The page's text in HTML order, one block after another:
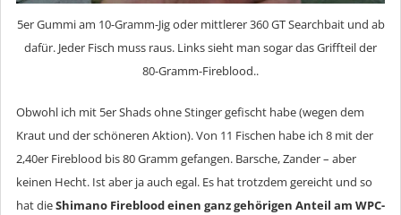
5er Gummi am 10-Gramm-Jig oder mittlerer 360 GT Searchbait und ab
dafür. Jeder Fisch muss raus. Links sieht man sogar das Griffteil der
80-Gramm-Fireblood..
Obwohl ich mit 5er Shads ohne Stinger gefischt habe (wegen dem
Kraut und der schöneren Aktion). Von 11 Fischen habe ich 8 mit der
2,40er Fireblood bis 80 Gramm gefangen. Barsche, Zander – aber
keinen Hecht. Ist aber ja auch egal. Es hat trotzdem gereicht und so
hat dieShimano Fireblood einen ganz gehörigen Anteil am WPC-